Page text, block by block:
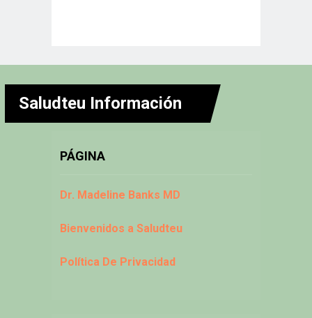
Saludteu Información
PÁGINA
Dr. Madeline Banks MD
Bienvenidos a Saludteu
Política De Privacidad